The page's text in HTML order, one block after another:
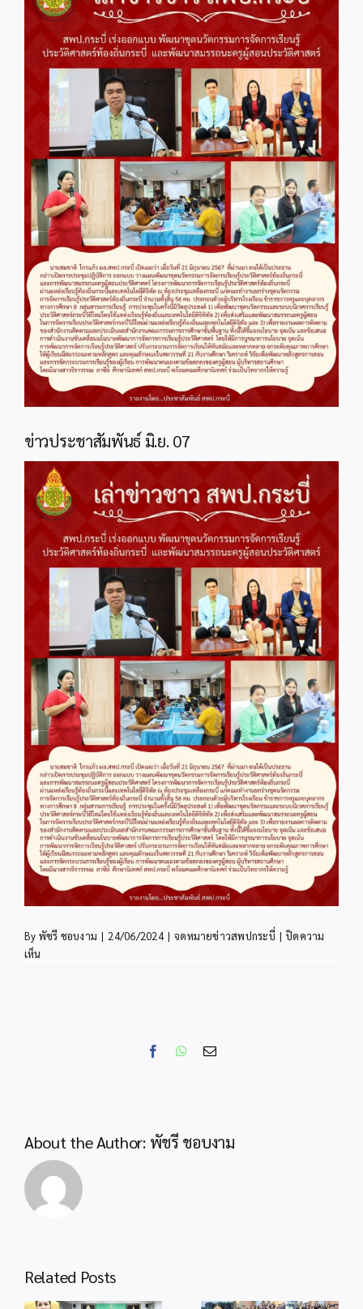
Image
ข่าวประชาสัมพันธ์ มิ.ย. 07
By พัชรี ชอบงาม | 24/06/2024 | จดหมายข่าวสพปกระบี่ | ปิดความ
เห็น
FacebookWhatsApp
Email
About the Author: พัชรี ชอบงาม
Related Posts